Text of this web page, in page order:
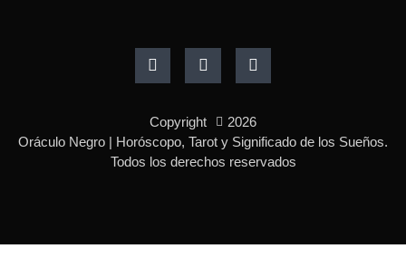
c
e
o
k
-
f
s
t
r
a
m
n
t
e
s
t
-
Copyright
2026
Oráculo Negro | Horóscopo, Tarot y Significado de los Sueños.
Todos los derechos reservados